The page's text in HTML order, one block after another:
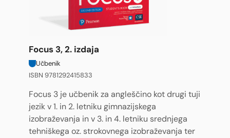
Focus 3, 2. izdaja
Učbenik
ISBN 9781292415833
Focus 3 je učbenik za angleščino kot drugi tuji
jezik v 1. in 2. letniku gimnazijskega
izobraževanja in v 3. in 4. letniku srednjega
tehniškega oz. strokovnega izobraževanja ter